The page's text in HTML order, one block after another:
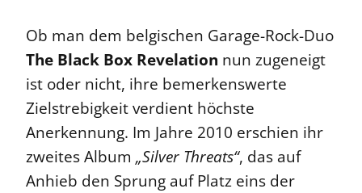
Ob man dem belgischen Garage-Rock-Duo
The Black Box Revelation nun zugeneigt
ist oder nicht, ihre bemerkenswerte
Zielstrebigkeit verdient höchste
Anerkennung. Im Jahre 2010 erschien ihr
zweites Album „Silver Threats“, das auf
Anhieb den Sprung auf Platz eins der